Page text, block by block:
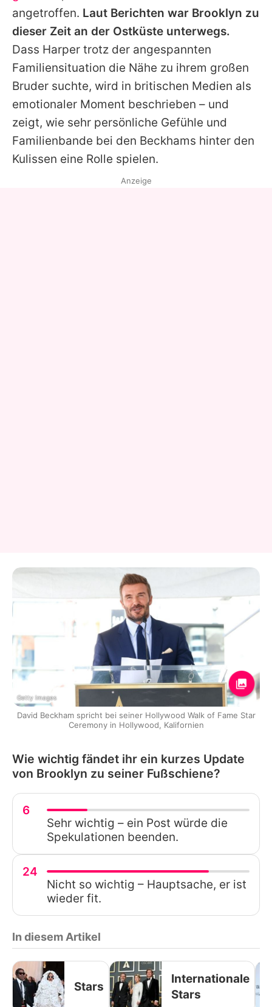
angetroffen. Laut Berichten war Brooklyn zu
dieser Zeit an der Ostküste unterwegs.
Dass Harper trotz der angespannten
Familiensituation die Nähe zu ihrem großen
Bruder suchte, wird in britischen Medien als
emotionaler Moment beschrieben – und
zeigt, wie sehr persönliche Gefühle und
Familienbande bei den Beckhams hinter den
Kulissen eine Rolle spielen.
Anzeige
Getty Images
David Beckham spricht bei seiner Hollywood Walk of Fame Star
Ceremony in Hollywood, Kalifornien
Wie wichtig fändet ihr ein kurzes Update
von Brooklyn zu seiner Fußschiene?
6
Sehr wichtig – ein Post würde die
Spekulationen beenden.
24
Nicht so wichtig – Hauptsache, er ist
wieder fit.
In diesem Artikel
Stars
Internationale
Stars